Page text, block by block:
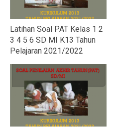
Latihan Soal PAT Kelas 1 2
3 4 5 6 SD MI K13 Tahun
Pelajaran 2021/2022